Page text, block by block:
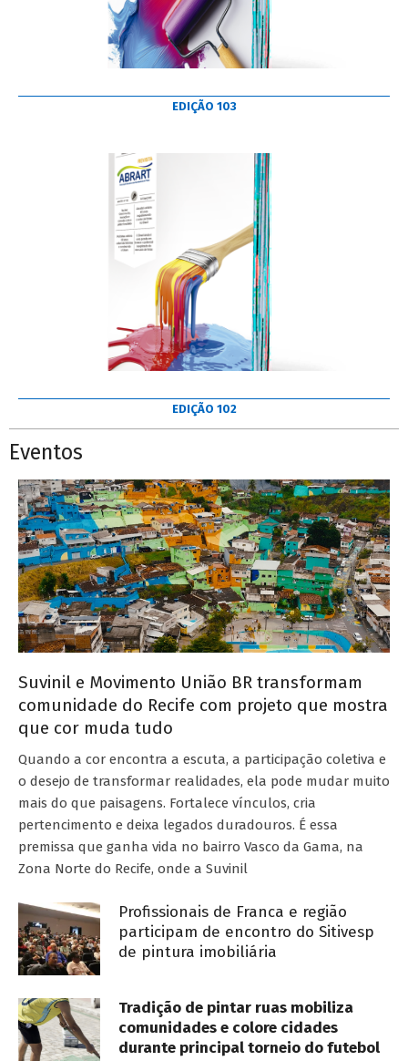
EDIÇÃO 103
EDIÇÃO 102
Eventos
Suvinil e Movimento União BR transformam
comunidade do Recife com projeto que mostra
que cor muda tudo
Quando a cor encontra a escuta, a participação coletiva e
o desejo de transformar realidades, ela pode mudar muito
mais do que paisagens. Fortalece vínculos, cria
pertencimento e deixa legados duradouros. É essa
premissa que ganha vida no bairro Vasco da Gama, na
Zona Norte do Recife, onde a Suvinil
Profissionais de Franca e região
participam de encontro do Sitivesp
de pintura imobiliária
Tradição de pintar ruas mobiliza
comunidades e colore cidades
durante principal torneio do futebol